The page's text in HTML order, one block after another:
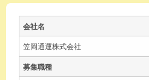
会社名
笠岡通運株式会社
募集職種